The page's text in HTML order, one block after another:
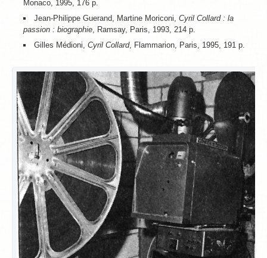
Monaco, 1995, 176 p.
Jean-Philippe Guerand, Martine Moriconi,Cyril Collard : la
passion : biographie, Ramsay, Paris, 1993, 214 p.
Gilles Médioni,Cyril Collard, Flammarion, Paris, 1995, 191 p.